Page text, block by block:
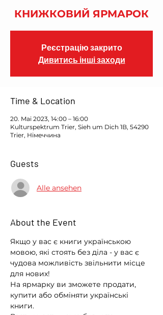
КНИЖКОВИЙ ЯРМАРОК
Реєстрацію закрито
Дивитись інші заходи
Time & Location
20. Mai 2023, 14:00 – 16:00
Kulturspektrum Trier, Sieh um Dich 1B, 54290
Trier, Німеччина
Guests
Alle ansehen
About the Event
Якщо у вас є книги українською
мовою, які стоять без діла - у вас є
чудова можливість звільнити місце
для нових!
На ярмарку ви зможете продати,
купити або обміняти українські
книги.